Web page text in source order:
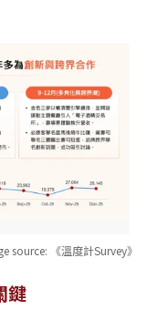
source: 《溫度計Survey》
鍵